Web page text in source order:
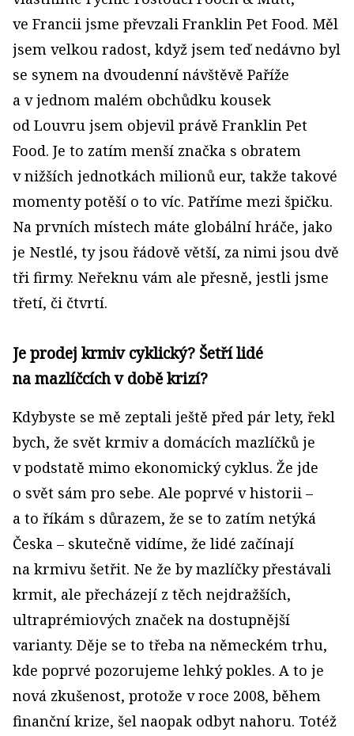
ve Francii jsme převzali Franklin Pet Food. Měl
jsem velkou radost, když jsem teď nedávno byl
se synem na dvoudenní návštěvě Paříže
a v jednom malém obchůdku kousek
od Louvru jsem objevil právě Franklin Pet
Food. Je to zatím menší značka s obratem
v nižších jednotkách milionů eur, takže takové
momenty potěší o to víc. Patříme mezi špičku.
Na prvních místech máte globální hráče, jako
je Nestlé, ty jsou řádově větší, za nimi jsou dvě
tři firmy. Neřeknu vám ale přesně, jestli jsme
třetí, či čtvrtí.
Je prodej krmiv cyklický? Šetří lidé
na mazlíčcích v době krizí?
Kdybyste se mě zeptali ještě před pár lety, řekl
bych, že svět krmiv a domácích mazlíčků je
v podstatě mimo ekonomický cyklus. Že jde
o svět sám pro sebe. Ale poprvé v historii –
a to říkám s důrazem, že se to zatím netýká
Česka – skutečně vidíme, že lidé začínají
na krmivu šetřit. Ne že by mazlíčky přestávali
krmit, ale přecházejí z těch nejdražších,
ultraprémiových značek na dostupnější
varianty. Děje se to třeba na německém trhu,
kde poprvé pozorujeme lehký pokles. A to je
nová zkušenost, protože v roce 2008, během
finanční krize, šel naopak odbyt nahoru. Totéž